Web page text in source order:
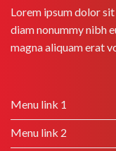
Lorem ipsum dolor
diam nonummy nibh
magna aliquam erat
Menu link 1
Menu link 2